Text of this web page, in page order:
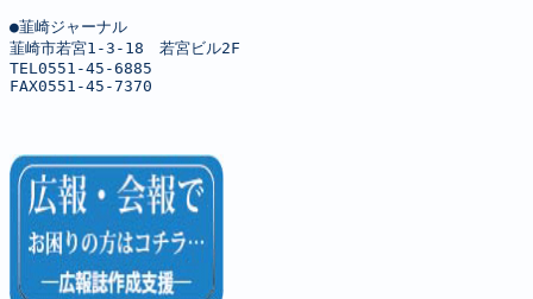
●韮崎ジャーナル
韮崎市若宮1-3-18　若宮ビル2F
TEL0551-45-6885
FAX0551-45-7370